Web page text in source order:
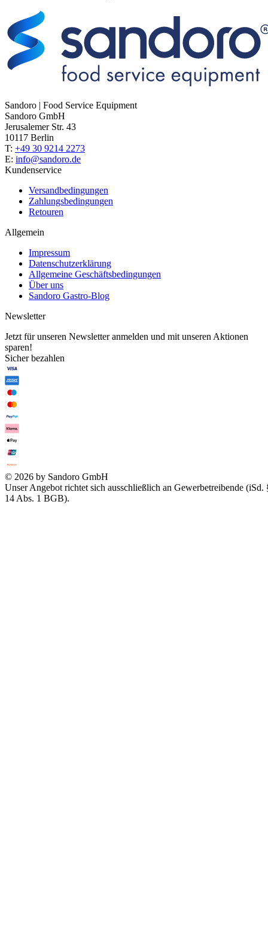
Sandoro | Food Service Equipment
Sandoro GmbH
Jerusalemer Str. 43
10117 Berlin
T: +49 30 9214 2273
E: info@sandoro.de
Kundenservice
Versandbedingungen
Zahlungsbedingungen
Retouren
Allgemein
Impressum
Datenschutzerklärung
Allgemeine Geschäftsbedingungen
Über uns
Sandoro Gastro-Blog
Newsletter
Jetzt für unseren Newsletter anmelden und mit unseren Aktionen
sparen!
Sicher bezahlen
© 2026 by Sandoro GmbH
Unser Angebot richtet sich ausschließlich an Gewerbetreibende (iSd.
14 Abs. 1 BGB).